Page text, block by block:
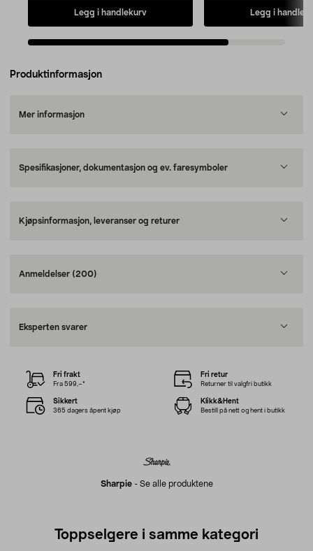
Legg i handlekurv Legg i
Produktinformasjon
Mer informasjon
Spesifikasjoner, dokumentasjon og ev. faresymboler
Kjøpsinformasjon, leveranser og returer
Anmeldelser (200)
Eksperten svarer
Sharpie- Se alle produktene
Fri frakt
Fra 599,–*
Fri retur
Returner til valgfri butikk
Sikkert
365 dagers åpent kjøp
Klikk&Hent
Bestill på nett og hent i butikk
Toppselgere i samme kategori